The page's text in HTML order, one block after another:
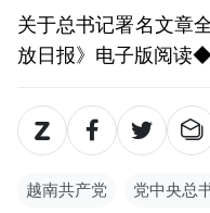
关于总书记署名文章
放日报》电子版阅读
越南共产党 党中央总